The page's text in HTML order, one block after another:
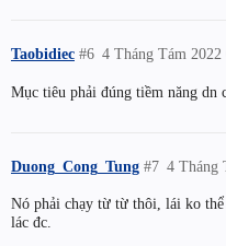
Taobidiec 4 Tháng Tám 2022
#6
Mục tiêu phải đúng tiềm năng dn
Duong_Cong_Tung 4 Tháng
#7
Nó phải chạy từ từ thôi, lái ko
lác đc.